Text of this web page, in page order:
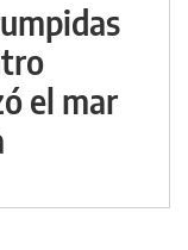
el mar